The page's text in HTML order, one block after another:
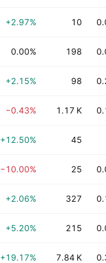
+2.97% 10
0.00% 198
+2.15% 98
−0.43% 1.17 K
+12.50% 45
−10.00% 25
+2.06% 327
+5.20% 215
+19.17% 7.84 K